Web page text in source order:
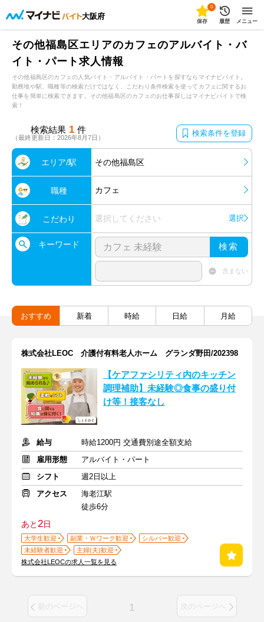
大阪府
0
保存 履歴 メニュー
その他福島区エリアのカフェのアルバイト・バ
イト・パート求人情報
その他福島区のカフェの人気バイト・アルバイト・パートを探すならマイナビバイト。
勤務地や駅、職種等の検索だけではなく、こだわり条件検索を使ってカフェに関するお
仕事を簡単に検索できます。その他福島区のカフェのお仕事探しはマイナビバイトで検
索！
検索結果 1 件
（最終更新日：2026年8月7日） 検索条件を登録
エリア/駅 その他福島区
職種 カフェ
こだわり 選択してください 選択
キーワード 検索
含まない
おすすめ 新着 時給 日給 月給
株式会社LEOC 介護付有料老人ホーム グランダ野田/202398
【ケアファシリティ内のキッチン
調理補助】未経験◎食事の盛り付
け等！接客なし
給与
時給1200円 交通費別途全額支給
雇用形態
アルバイト・パート
シフト
週2日以上
アクセス
海老江駅
徒歩6分
あと2日
大学生歓迎 副業・Ｗワーク歓迎
シルバー歓迎
未経験者歓迎
主婦(夫)歓迎
株式会社LEOCの求人一覧を見る
前のページへ 1 次のページへ